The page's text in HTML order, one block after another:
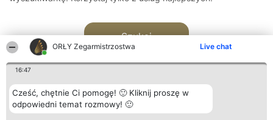
ORŁY Zegarmistrzostwa Live chat
16:47
Cześć, chętnie Ci pomogę! 🙂 Kliknij proszę w
odpowiedni temat rozmowy! 🙂
Szukaj